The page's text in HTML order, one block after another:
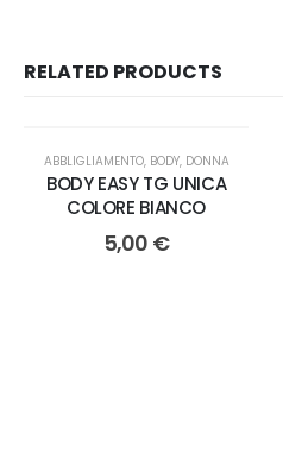
RELATED PRODUCTS
ABBLIGLIAMENTO, BODY, DONNA
BODY EASY TG UNICA
COLORE BIANCO
5,00 €